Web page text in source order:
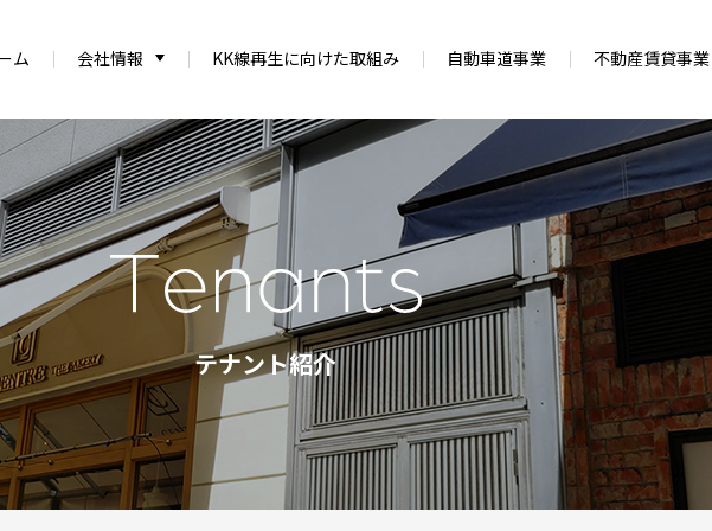
ム 会社情報 KK線再生に向けた取組み 自動車道事業 不動産賃貸事業
Tenants
テナント紹介